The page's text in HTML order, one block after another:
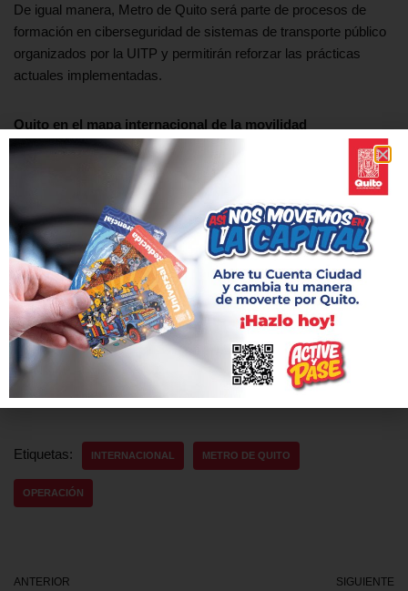
De igual manera, Metro de Quito será parte de procesos de
formación en ciberseguridad de sistemas de transporte público
organizados por la UITP y permitirán reforzar las prácticas
actuales implementadas.
Quito en el mapa internacional de la movilidad
Metro de Quito es también parte de la Asociación
Latinoamericana de Metros y Subterráneos, Alamys, y fue sede
del trigésimo sexto congreso anual en 2024, ofreciendo la
oportunidad de intercambiar experiencias con otros sistemas
similares a nivel regional.
La Empresa Pública Metropolitana de Transporte de Pasajeros
también forma parte de la UITP, ayudando a posicionar a la
ciudad más linda del mundo como una metrópolis que prioriza la
movilidad sostenible.
Etiquetas: INTERNACIONAL METRO DE QUITO
OPERACIÓN
ANTERIOR SIGUIENTE